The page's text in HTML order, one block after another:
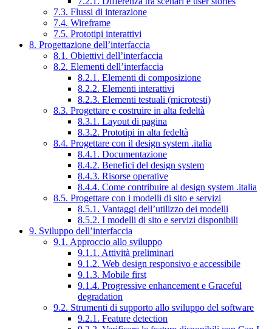
7.3. Flussi di interazione
7.4. Wireframe
7.5. Prototipi interattivi
8. Progettazione dell’interfaccia
8.1. Obiettivi dell’interfaccia
8.2. Elementi dell’interfaccia
8.2.1. Elementi di composizione
8.2.2. Elementi interattivi
8.2.3. Elementi testuali (microtesti)
8.3. Progettare e costruire in alta fedeltà
8.3.1. Layout di pagina
8.3.2. Prototipi in alta fedeltà
8.4. Progettare con il design system .italia
8.4.1. Documentazione
8.4.2. Benefici del design system
8.4.3. Risorse operative
8.4.4. Come contribuire al design system .italia
8.5. Progettare con i modelli di sito e servizi
8.5.1. Vantaggi dell’utilizzo dei modelli
8.5.2. I modelli di sito e servizi disponibili
9. Sviluppo dell’interfaccia
9.1. Approccio allo sviluppo
9.1.1. Attività preliminari
9.1.2. Web design responsivo e accessibile
9.1.3. Mobile first
9.1.4. Progressive enhancement e Graceful
degradation
9.2. Strumenti di supporto allo sviluppo del software
9.2.1. Feature detection